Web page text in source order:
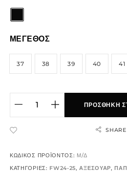
ΜΕΓΕΘΟΣ
37 38 39 40 41
ΠΡΟΣΘΉΚΗ
SHARE
ΚΩΔΙΚΌΣ ΠΡΟΪΌΝΤΟΣ: Μ/Δ
ΚΑΤΗΓΟΡΊΕΣ: FW24-25,ΑΞΕΣΟΥΑΡ,